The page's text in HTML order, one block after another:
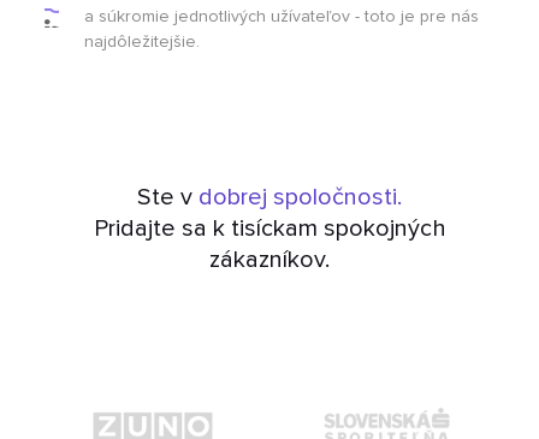
a súkromie jednotlivých užívateľov - toto je pre nás
najdôležitejšie.
Ste v dobrej spoločnosti.
Pridajte sa k tisíckam spokojných
zákazníkov.